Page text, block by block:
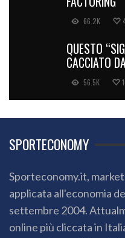
66.2K
QUESTO
CACCIATO
56.5K
SPORTECONOMY
Sporteconomy.it,
applicata all'economia
settembre 2004.
online più cliccata in